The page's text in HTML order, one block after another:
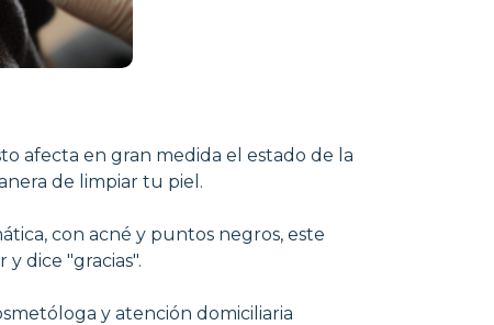
afecta en gran medida el estado de la
de limpiar tu piel.
con acné y puntos negros, este
dice "gracias".
y atención domiciliaria